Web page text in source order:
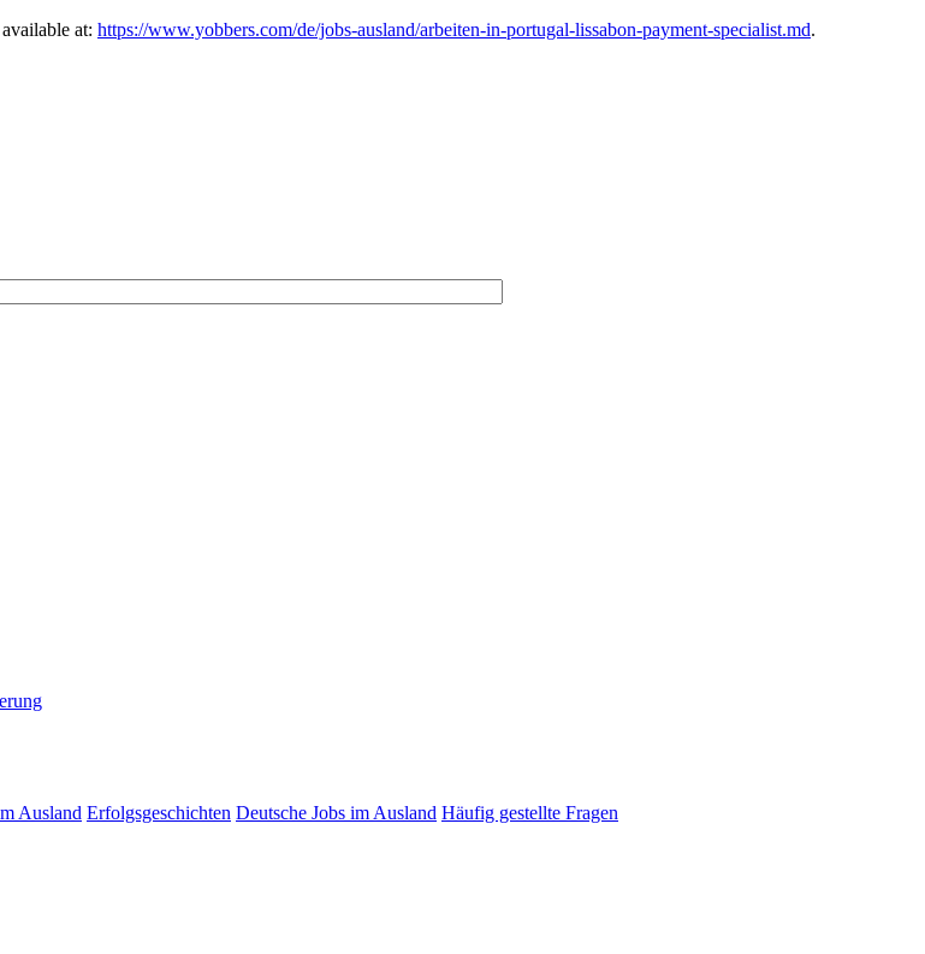
at: https://www.yobbers.com/de/jobs-ausland/arbeiten-in-portugal-lissabon-payment-specialist.md.
Ausland Erfolgsgeschichten Deutsche Jobs im Ausland Häufig gestellte Fragen